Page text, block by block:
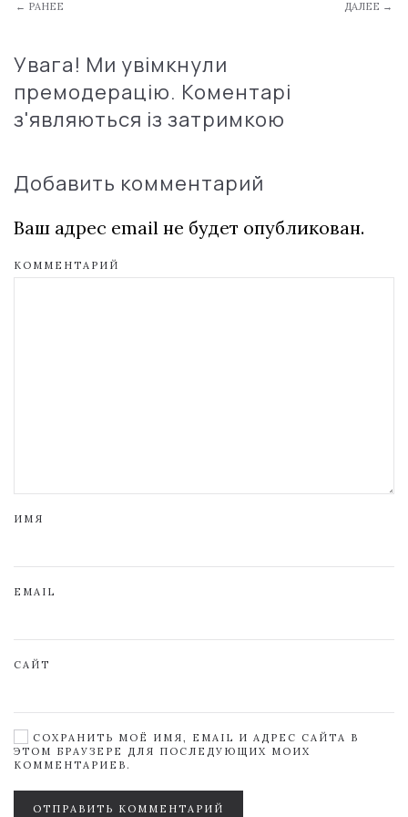
← РАНЕЕ ДАЛЕЕ →
Увага! Ми увімкнули
премодерацію. Коментарі
з'являються із затримкою
Добавить комментарий
Ваш адрес email не будет опубликован.
КОММЕНТАРИЙ
ИМЯ
EMAIL
САЙТ
СОХРАНИТЬ МОЁ ИМЯ, EMAIL И АДРЕС САЙТА В
ЭТОМ БРАУЗЕРЕ ДЛЯ ПОСЛЕДУЮЩИХ МОИХ
КОММЕНТАРИЕВ.
ОТПРАВИТЬ КОММЕНТАРИЙ